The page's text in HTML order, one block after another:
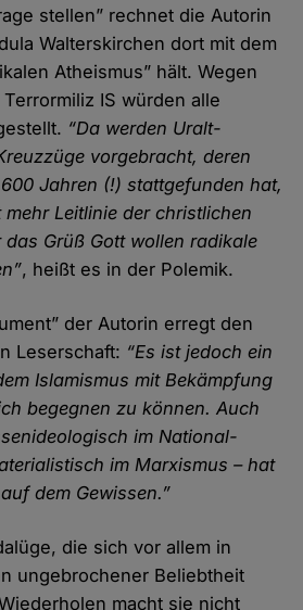
stellen” rechnet die Autorin
Walterskirchen dort mit dem
Atheismus” hält. Wegen
IS würden alle
“Da werden Uralt-
vorge­bracht, deren
Jahren (!) statt­gefunden hat,
Leit­linie der christlichen
Grüß Gott wollen radikale
, heißt es in der Polemik.
der Autorin erregt den
Leser­schaft: “Es ist jedoch ein
Islamismus mit Bekämpfung
begegnen zu können. Auch
im National­
im Marxismus – hat
dem Gewissen.”
die sich vor allem in
unge­brochener Beliebt­heit
macht sie nicht